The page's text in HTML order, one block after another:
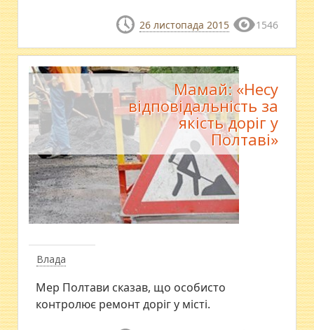
26 листопада 2015 1546
Влада
Мамай: «Несу
відповідальність за
якість доріг у
Полтаві»
Мер Полтави сказав, що особисто
контролює ремонт доріг у місті.